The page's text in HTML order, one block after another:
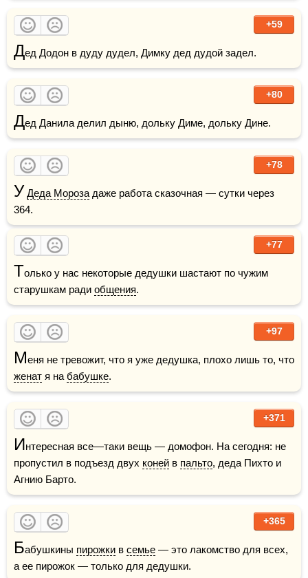
+59
Дед Додон в дуду дудел, Димку дед дудой задел.
+80
Дед Данила делил дыню, дольку Диме, дольку Дине.
+78
У Деда Мороза даже работа сказочная — сутки через
364.
+77
Только у нас некоторые дедушки шастают по чужим
старушкам ради общения.
+97
М
женат я на бабушке.
+371
Интересная все—таки вещь — домофон. На сегодня: не
пропустил в подъезд двух коней в пальто, деда Пихто и
Агнию Барто.
+365
Бабушкины пирожки в семье — это лакомство для всех,
а ее пирожок — только для дедушки.